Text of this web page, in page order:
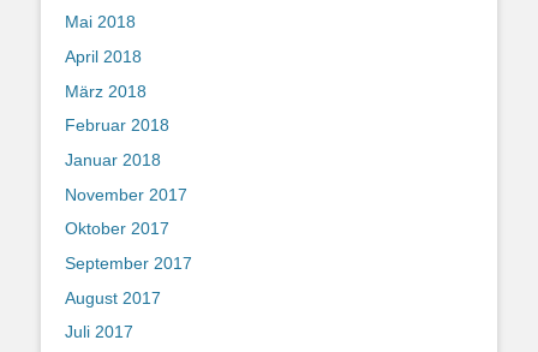
Mai 2018
April 2018
März 2018
Februar 2018
Januar 2018
November 2017
Oktober 2017
September 2017
August 2017
Juli 2017